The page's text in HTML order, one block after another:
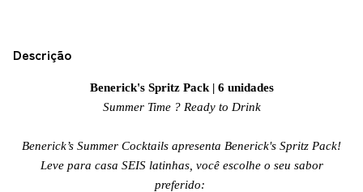
Descrição
Benerick's Spritz Pack | 6 unidades
Summer Time ? Ready to Drink
Benerick’s Summer Cocktails apresenta Benerick's Spritz Pack!
Leve para casa SEIS latinhas, você escolhe o seu sabor
preferido: